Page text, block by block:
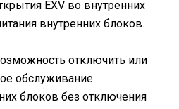
EXV во внутренних
внутренних блоков.
отключить или
обслуживание
блоков без отключения